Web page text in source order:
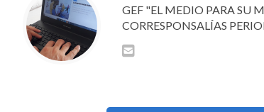
GEF "EL MEDIO PARA SU
CORRESPONSALÍAS